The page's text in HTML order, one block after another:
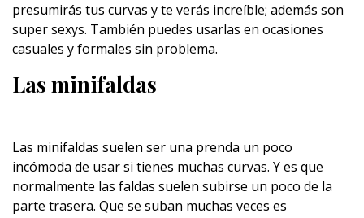
presumirás tus curvas y te verás increíble; además son
super sexys. También puedes usarlas en ocasiones
casuales y formales sin problema.
Las minifaldas
Las minifaldas suelen ser una prenda un poco
incómoda de usar si tienes muchas curvas. Y es que
normalmente las faldas suelen subirse un poco de la
parte trasera. Que se suban muchas veces es